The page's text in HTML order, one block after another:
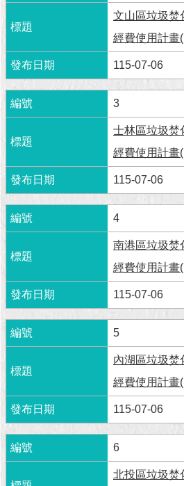
市
政
資
料
館
現
北
動
題
民
互
動
動
主
館
回
文山區垃圾焚
經費使用計畫
115-07-06
3
士林區垃圾焚
經費使用計畫
115-07-06
4
南港區垃圾焚
經費使用計畫
115-07-06
5
內湖區垃圾焚
經費使用計畫
115-07-06
6
北投區垃圾焚